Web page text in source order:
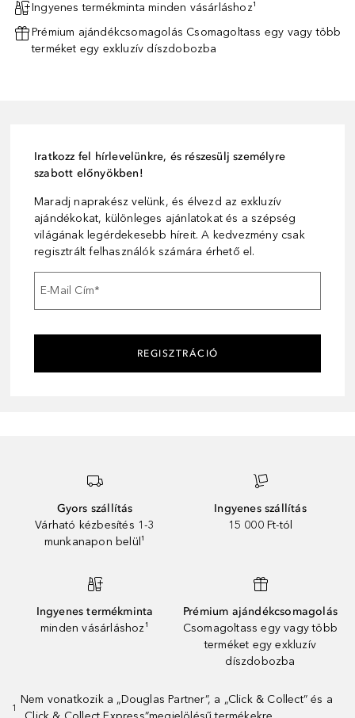
Ingyenes termékminta minden vásárláshoz¹
Prémium ajándékcsomagolás Csomagoltass egy vagy több
terméket egy exkluzív díszdobozba
Iratkozz fel hírlevelünkre, és részesülj személyre
szabott előnyökben!
Maradj naprakész velünk, és élvezd az exkluzív
ajándékokat, különleges ajánlatokat és a szépség
világának legérdekesebb híreit. A kedvezmény csak
regisztrált felhasználók számára érhető el.
E-Mail Cím*
REGISZTRÁCIÓ
Gyors szállítás
Várható kézbesítés 1-3
munkanapon belül¹
Ingyenes szállítás
15 000 Ft-tól
Ingyenes termékminta
minden vásárláshoz¹
Prémium ajándékcsomagolás
Csomagoltass egy vagy több
terméket egy exkluzív
díszdobozba
1
Nem vonatkozik a „Douglas Partner”, a „Click & Collect” és a